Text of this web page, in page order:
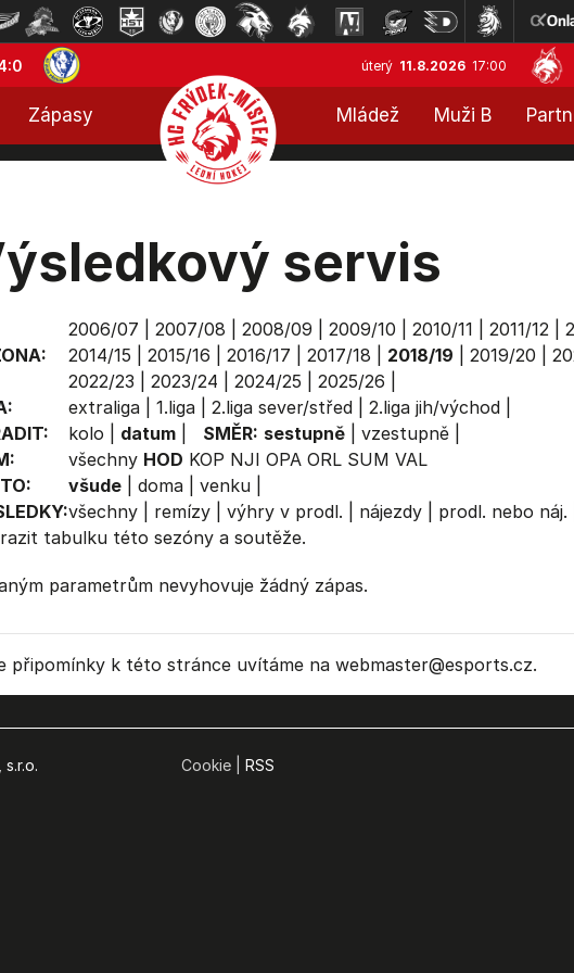
úterý 11.8.2026 17:00
Zápasy Mládež Muži B
servis
2006/07 2007/08 2008/09 2009/10 2010/11 2011/12|
2014/15
2015/16 2016/17 2017/18 2018/19 2019/20
2022/23
2023/24 2024/25 2025/26
extraliga| 1.liga| 2.liga sever/střed| 2.liga jih/východ|
kolo datum| SMĚR: sestupně| vzestupně|
všechny HOD KOP NJI OPA ORL SUM VAL
všude| doma| venku|
všechny| remízy| výhry v prodl. nájezdy| prodl. nebo náj.
tabulkutéto sezóny a soutěže.
parametrům nevyhovuje žádný zápas.
připomínky k této stránce uvítáme na webmaster@esports.cz.
Cookie | RSS